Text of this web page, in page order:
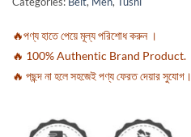
🔥পণ্য হাতে পেয়ে মূল্য পরিশোধ করুন ।
🔥 100% Authentic Brand Product.
🔥 পছন্দ না হলে সহজেই পণ্য ফেরত দেয়ার সুযোগ।